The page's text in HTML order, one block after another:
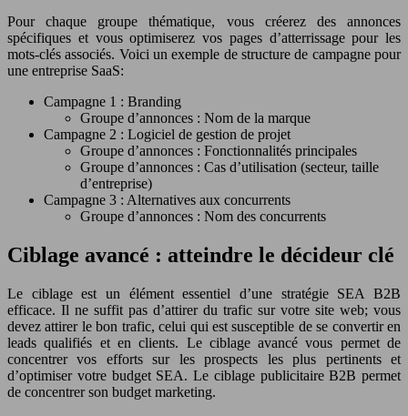
Pour chaque groupe thématique, vous créerez des annonces
spécifiques et vous optimiserez vos pages d’atterrissage pour les
mots-clés associés. Voici un exemple de structure de campagne pour
une entreprise SaaS:
Campagne 1 : Branding
Groupe d’annonces : Nom de la marque
Campagne 2 : Logiciel de gestion de projet
Groupe d’annonces : Fonctionnalités principales
Groupe d’annonces : Cas d’utilisation (secteur, taille
d’entreprise)
Campagne 3 : Alternatives aux concurrents
Groupe d’annonces : Nom des concurrents
Ciblage avancé : atteindre le décideur clé
Le ciblage est un élément essentiel d’une stratégie SEA B2B
efficace. Il ne suffit pas d’attirer du trafic sur votre site web; vous
devez attirer le bon trafic, celui qui est susceptible de se convertir en
leads qualifiés et en clients. Le ciblage avancé vous permet de
concentrer vos efforts sur les prospects les plus pertinents et
d’optimiser votre budget SEA. Le ciblage publicitaire B2B permet
de concentrer son budget marketing.